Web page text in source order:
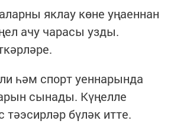
яклау көне уңаеннан
ачу чарасы узды.
һәм спорт уеннарында
сынады. Күңелле
бүләк итте.